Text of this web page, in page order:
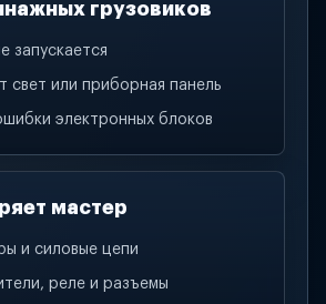
грузовиков
запускается
свет или приборная панель
электронных блоков
мастер
и силовые цепи
реле и разъемы